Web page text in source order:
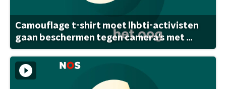
Camouflage t-shirt moet lhbti-activisten
gaan beschermen tegen camera's met ...